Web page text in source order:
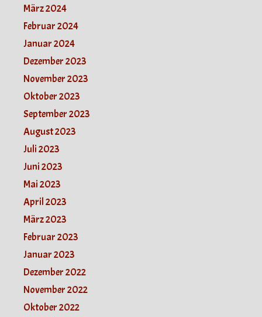
März 2024
Februar 2024
Januar 2024
Dezember 2023
November 2023
Oktober 2023
September 2023
August 2023
Juli 2023
Juni 2023
Mai 2023
April 2023
März 2023
Februar 2023
Januar 2023
Dezember 2022
November 2022
Oktober 2022